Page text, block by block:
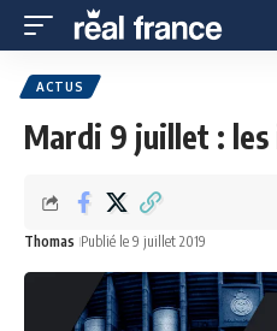
ACTUS
Mardi 9 juillet :
Thomas Publié le 9 juillet 2019